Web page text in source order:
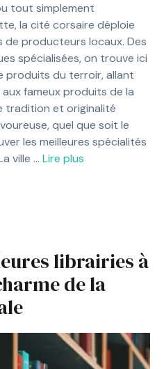
tout simplement
la cité corsaire déploie
producteurs locaux. Des
spécialisées, on trouve ici
produits du terroir, allant
fameux produits de la
tradition et originalité
quel que soit le
les meilleures spécialités
ville … Lire plus
librairies à
de la